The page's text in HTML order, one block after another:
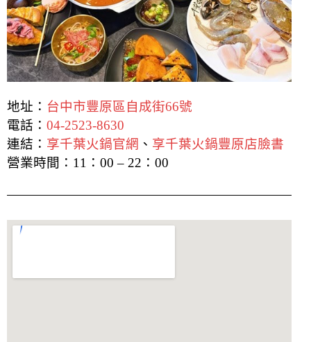
地址： 台中市豐原區自成街66號
電話： 04-2523-8630
連結： 享千葉火鍋官網 、 享千葉火鍋豐原店臉書
營業時間：11：00 – 22：00